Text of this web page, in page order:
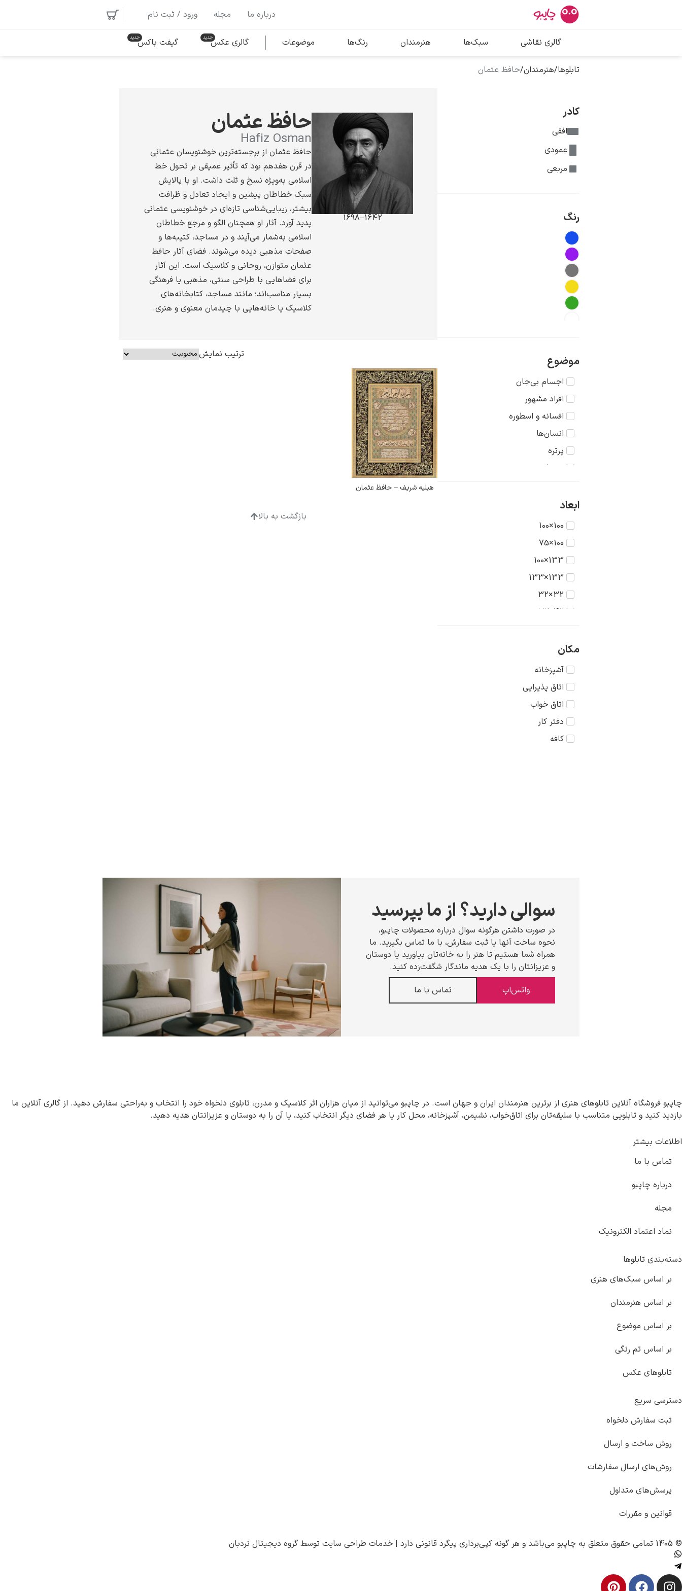
بیشترین جستجوها
پیکاسو
تابلو بوسه
محبوب‌ترین هنرمندان
کامی پیسارو
ادوارد هاپر
درباره ما مجله ورود / ثبت نام
گالری نقاشی سبک‌ها هنرمندان رنگ‌ها موضوعات گالری عکس گیفت باکس
تابلوها/هنرمندان/حافظ عثمان
کادر
افقی
عمودی
مربعی
رنگ
موضوع
اجسام بی‌جان
افراد مشهور
افسانه و اسطوره
انسان‌ها
پرتره
تاریخ
حیوانات
دریا
دورنما
دوشیزگان
رنگ‌ها
روستا
سکون
عشق
غرب وحشی
کودک
مذهبی
منظره
ابعاد
100×100
100×75
133×100
133×133
32×32
42×32
56×42
56×56
75×56
75×75
مکان
آشپزخانه
اتاق پذیرایی
اتاق خواب
دفتر کار
کافه
1642–1698
حافظ عثمان
Hafiz Osman
حافظ عثمان از برجسته‌ترین خوشنویسان عثمانی
در قرن هفدهم بود که تأثیر عمیقی بر تحول خط
اسلامی به‌ویژه نسخ و ثلث داشت. او با پالایش
سبک خطاطان پیشین و ایجاد تعادل و ظرافت
بیشتر، زیبایی‌شناسی تازه‌ای در خوشنویسی عثمانی
پدید آورد. آثار او همچنان الگو و مرجع خطاطان
اسلامی به‌شمار می‌آیند و در مساجد، کتیبه‌ها و
صفحات مذهبی دیده می‌شوند. فضای آثار حافظ
عثمان متوازن، روحانی و کلاسیک است. این آثار
برای فضاهایی با طراحی سنتی، مذهبی یا فرهنگی
بسیار مناسب‌اند؛ مانند مساجد، کتابخانه‌های
کلاسیک یا خانه‌هایی با چیدمان معنوی و هنری.
ترتیب نمایش
هیلیه شریف – حافظ عثمان
بازگشت به بالا
سوالی دارید؟ از ما بپرسید
در صورت داشتن هرگونه سوال درباره محصولات چاپبو،
نحوه ساخت آنها یا ثبت سفارش، با ما تماس بگیرید. ما
همراه شما هستیم تا هنر را به خانه‌تان بیاورید یا دوستان
و عزیزانتان را با یک هدیه ماندگار شگفت‌زده کنید.
واتس‌اپ
تماس با ما
چاپبو فروشگاه آنلاین تابلوهای هنری از برترین هنرمندان ایران و جهان است. در چاپبو می‌توانید از میان هزاران اثر کلاسیک و مدرن، تابلوی دلخواه خود را انتخاب و به‌راحتی سفارش دهید. از گالری آنلاین ما
بازدید کنید و تابلویی متناسب با سلیقه‌تان برای اتاق‌خواب، نشیمن، آشپزخانه، محل کار یا هر فضای دیگر انتخاب کنید، یا آن را به دوستان و عزیزانتان هدیه دهید.
اطلاعات بیشتر
تماس با ما
درباره چاپبو
مجله
نماد اعتماد الکترونیک
دسته‌بندی تابلوها
بر اساس سبک‌های هنری
بر اساس هنرمندان
بر اساس موضوع
بر اساس تم رنگی
تابلوهای عکس
دسترسی سریع
ثبت سفارش دلخواه
روش ساخت و ارسال
روش‌های ارسال سفارشات
پرسش‌های متداول
قوانین و مقررات
© 1405 تمامی حقوق متعلق به چاپبو می‌باشد و هر گونه کپی‌برداری پیگرد قانونی دارد | خدمات طراحی سایت توسط گروه دیجیتال نردبان